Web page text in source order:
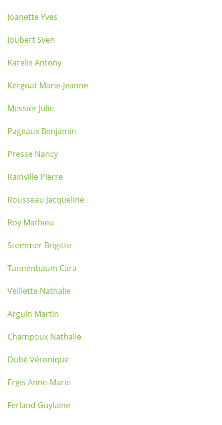
Joanette Yves
Joubert Sven
Karelis Antony
Kergoat Marie-Jeanne
Messier Julie
Pageaux Benjamin
Presse Nancy
Rainville Pierre
Rousseau Jacqueline
Roy Mathieu
Stemmer Brigitte
Tannenbaum Cara
Veillette Nathalie
Arguin Martin
Champoux Nathalie
Dubé Véronique
Ergis Anne-Marie
Ferland Guylaine